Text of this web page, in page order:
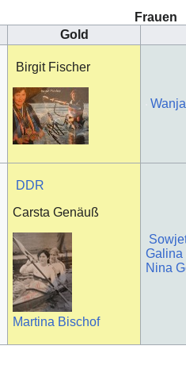
Frauen
Gold
Birgit Fischer
DDR
Carsta Genäuß
Martina Bischof
Galina
Nina